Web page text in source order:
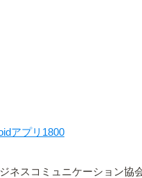
アプリ1800
ネスコミュニケーション協